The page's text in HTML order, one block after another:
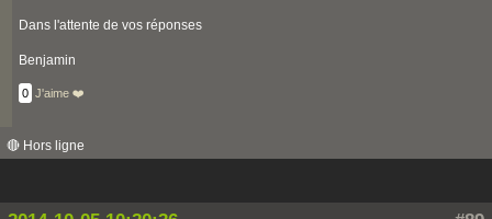
Dans l'attente de vos réponses
Benjamin
0 J'aime ❤️
🔴 Hors ligne